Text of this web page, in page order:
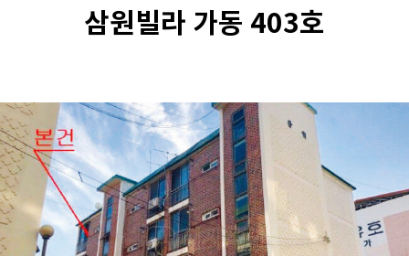
삼원빌라 가동 403호